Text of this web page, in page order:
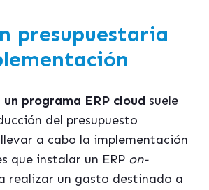
presupuestaria
un programa ERP cloud suele
del presupuesto
a cabo la implementación
que instalar un ERP on-
realizar un gasto destinado a